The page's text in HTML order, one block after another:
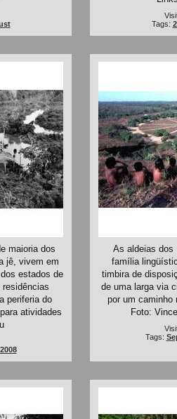
Tags:
maioria dos
jê, vivem em
estados de
periferia do
atividades
2008
As aldeias dos
família
timbira de
de uma larga via
por um caminho
Foto:
Tags: